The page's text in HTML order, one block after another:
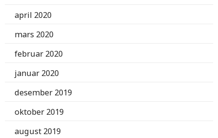
april 2020
mars 2020
februar 2020
januar 2020
desember 2019
oktober 2019
august 2019